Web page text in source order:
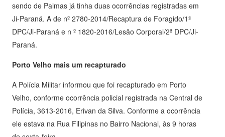
sendo de Palmas já tinha duas ocorrências registradas em
Ji-Paraná. A de nº 2780-2014/Recaptura de Foragido/1ª
DPC/Ji-Paraná e n º 1820-2016/Lesão Corporal/2ª DPC/Ji-
Paraná.
Porto Velho mais um recapturado
A Polícia Militar informou que foi recapturado em Porto
Velho, conforme ocorrência policial registrada na Central de
Polícia, 3613-2016, Erivan da Silva. Conforme a ocorrência
ele estava na Rua Filipinas no Bairro Nacional, às 9 horas